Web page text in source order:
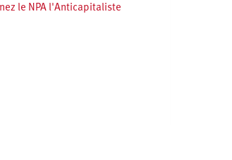
le NPA l'Anticapitaliste